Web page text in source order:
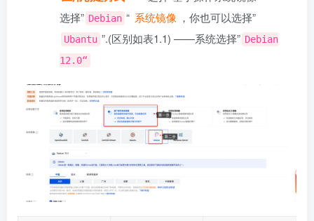
选择” Debian “ 系统镜像 ，你也可以选择”
Ubantu ”.(区别如表1.1) ——系统选择” Debian
12.0“